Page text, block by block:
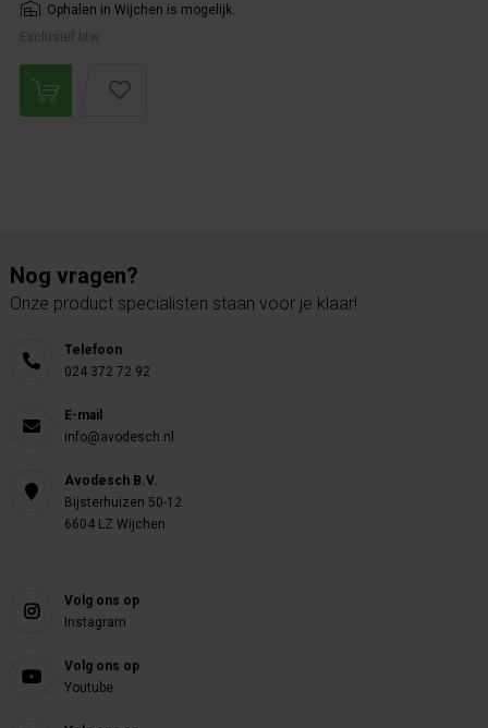
Ophalen in Wijchen is mogelijk.
Exclusief btw.
Nog vragen?
Onze product specialisten staan voor je klaar!
Telefoon
024 372 72 92
E-mail
info@avodesch.nl
Avodesch B.V.
Bijsterhuizen 50-12
6604 LZ Wijchen
Volg ons op
Instagram
Volg ons op
Youtube